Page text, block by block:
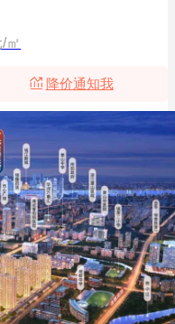
㎡
降价通知我